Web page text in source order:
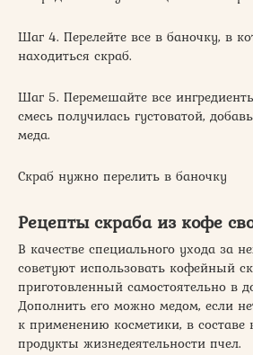
Шаг 4. Перелейте все в баночку, в
находиться скраб.
Шаг 5. Перемешайте все
смесь получилась густоватой,
меда.
Скраб нужно перелить в баночку
Рецепты скраба из кофе
В качестве специального ухода за
советуют использовать кофейный
приготовленный самостоятельно в
Дополнить его можно медом, если
к применению косметики, в составе
продукты жизнедеятельности пчел.